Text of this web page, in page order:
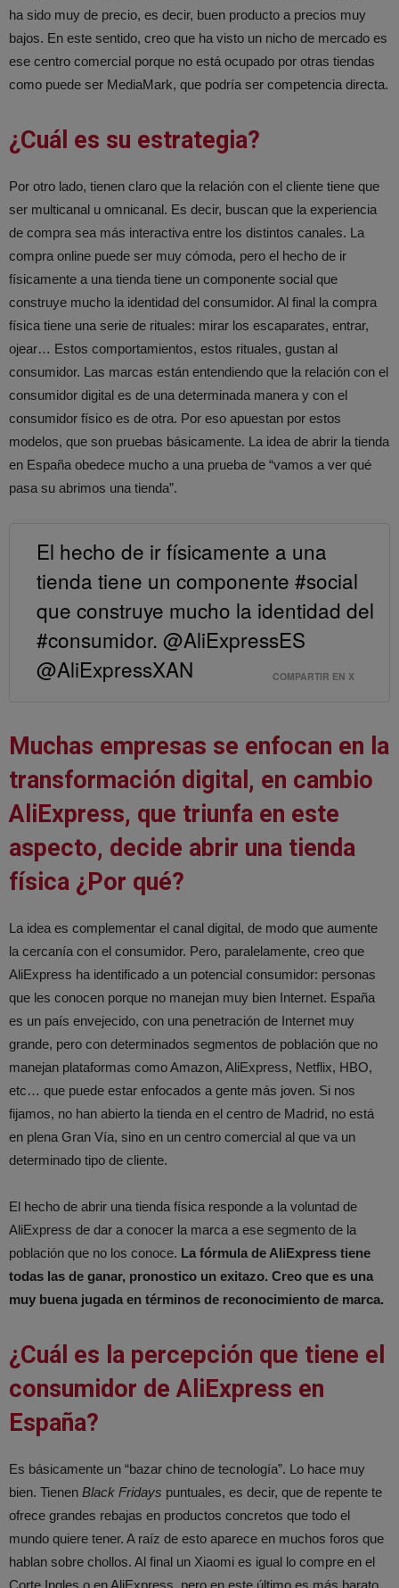
ha sido muy de precio, es decir, buen producto a precios muy
bajos. En este sentido, creo que ha visto un nicho de mercado es
ese centro comercial porque no está ocupado por otras tiendas
como puede ser MediaMark, que podría ser competencia directa.
¿Cuál es su estrategia?
Por otro lado, tienen claro que la relación con el cliente tiene que
ser multicanal u omnicanal. Es decir, buscan que la experiencia
de compra sea más interactiva entre los distintos canales. La
compra online puede ser muy cómoda, pero el hecho de ir
físicamente a una tienda tiene un componente social que
construye mucho la identidad del consumidor. Al final la compra
física tiene una serie de rituales: mirar los escaparates, entrar,
ojear… Estos comportamientos, estos rituales, gustan al
consumidor. Las marcas están entendiendo que la relación con el
consumidor digital es de una determinada manera y con el
consumidor físico es de otra. Por eso apuestan por estos
modelos, que son pruebas básicamente. La idea de abrir la tienda
en España obedece mucho a una prueba de “vamos a ver qué
pasa su abrimos una tienda”.
El hecho de ir físicamente a una
tienda tiene un componente #social
que construye mucho la identidad del
#consumidor. @AliExpressES
@AliExpressXAN
COMPARTIR EN X
Muchas empresas se enfocan en la
transformación digital, en cambio
AliExpress, que triunfa en este
aspecto, decide abrir una tienda
física ¿Por qué?
La idea es complementar el canal digital, de modo que aumente
la cercanía con el consumidor. Pero, paralelamente, creo que
AliExpress ha identificado a un potencial consumidor: personas
que les conocen porque no manejan muy bien Internet. España
es un país envejecido, con una penetración de Internet muy
grande, pero con determinados segmentos de población que no
manejan plataformas como Amazon, AliExpress, Netflix, HBO,
etc… que puede estar enfocados a gente más joven. Si nos
fijamos, no han abierto la tienda en el centro de Madrid, no está
en plena Gran Vía, sino en un centro comercial al que va un
determinado tipo de cliente.
El hecho de abrir una tienda física responde a la voluntad de
AliExpress de dar a conocer la marca a ese segmento de la
población que no los conoce. La fórmula de AliExpress tiene
todas las de ganar, pronostico un exitazo. Creo que es una
muy buena jugada en términos de reconocimiento de marca.
¿Cuál es la percepción que tiene el
consumidor de AliExpress en
España?
Es básicamente un “bazar chino de tecnología”. Lo hace muy
bien. Tienen Black Fridays puntuales, es decir, que de repente te
ofrece grandes rebajas en productos concretos que todo el
mundo quiere tener. A raíz de esto aparece en muchos foros que
hablan sobre chollos. Al final un Xiaomi es igual lo compre en el